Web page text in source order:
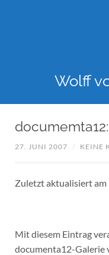
Wolff
27. JUNI 2007 / KEINE
Zuletzt aktualisiert am
Mit diesem Eintrag
documenta12-Galerie